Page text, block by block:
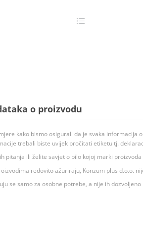
o proizvodu
kako bismo osigurali da je svaka
trebali biste uvijek pročitati etiketu tj.
pitanja ili želite savjet o bilo kojoj marki
redovito ažuriraju, Konzum plus d.o.o.
se samo za osobne potrebe, a nije ih